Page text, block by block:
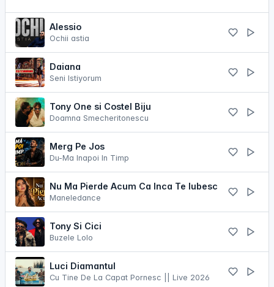
Alessio
Ochii astia
Daiana
Seni Istiyorum
Tony One si Costel Biju
Doamna Smecheritonescu
Merg Pe Jos
Du-Ma Inapoi In Timp
Nu Ma Pierde Acum Ca Inca Te Iubesc
Maneledance
Tony Si Cici
Buzele Lolo
Luci Diamantul
Cu Tine De La Capat Pornesc || Live 2026